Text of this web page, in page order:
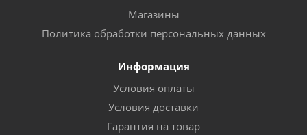
Магазины
Политика обработки персональных данных
Информация
Условия оплаты
Условия доставки
Гарантия на товар